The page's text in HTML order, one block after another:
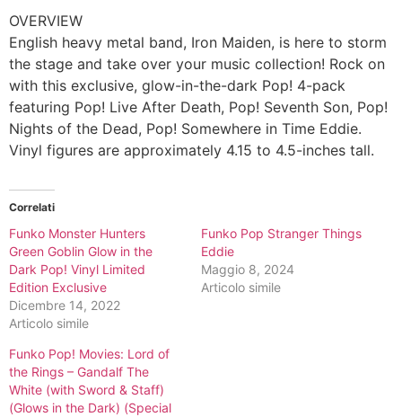
OVERVIEW
English heavy metal band, Iron Maiden, is here to storm
the stage and take over your music collection! Rock on
with this exclusive, glow-in-the-dark Pop! 4-pack
featuring Pop! Live After Death, Pop! Seventh Son, Pop!
Nights of the Dead, Pop! Somewhere in Time Eddie.
Vinyl figures are approximately 4.15 to 4.5-inches tall.
Correlati
Funko Monster Hunters
Green Goblin Glow in the
Dark Pop! Vinyl Limited
Edition Exclusive
Dicembre 14, 2022
Articolo simile
Funko Pop Stranger Things
Eddie
Maggio 8, 2024
Articolo simile
Funko Pop! Movies: Lord of
the Rings – Gandalf The
White (with Sword & Staff)
(Glows in the Dark) (Special